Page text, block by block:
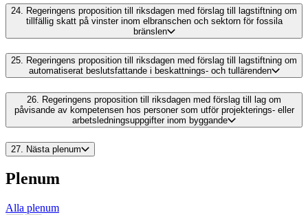
24. Regeringens proposition till riksdagen med förslag till lagstiftning om
tillfällig skatt på vinster inom elbranschen och sektorn för fossila
bränslen
25. Regeringens proposition till riksdagen med förslag till lagstiftning om
automatiserat beslutsfattande i beskattnings- och tullärenden
26.
Regeringens proposition till riksdagen med förslag till lag om
påvisande av kompetensen hos personer som utför projekterings- eller
arbetsledningsuppgifter inom byggande
27. Nästa plenum
Plenum
Alla plenum